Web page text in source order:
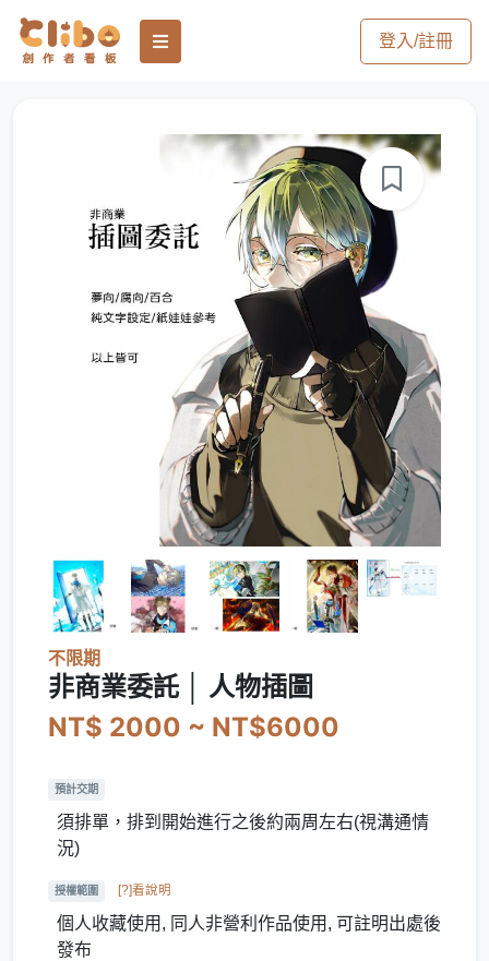
登入/註冊
不限期
非商業委託 │ 人物插圖
NT$ 2000 ~ NT$6000
預計交期
須排單，排到開始進行之後約兩周左右(視溝通情
況)
授權範圍 [?]看說明
個人收藏使用, 同人非營利作品使用, 可註明出處後
發布